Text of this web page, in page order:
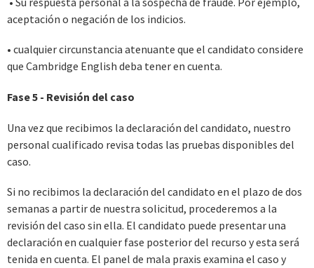
aceptación o negación de los indicios.
• cualquier circunstancia atenuante que el candidato considere
que Cambridge English deba tener en cuenta.
Fase 5 - Revisión del caso
Una vez que recibimos la declaración del candidato, nuestro
personal cualificado revisa todas las pruebas disponibles del
caso.
Si no recibimos la declaración del candidato en el plazo de dos
semanas a partir de nuestra solicitud, procederemos a la
revisión del caso sin ella. El candidato puede presentar una
declaración en cualquier fase posterior del recurso y esta será
tenida en cuenta. El panel de mala praxis examina el caso y